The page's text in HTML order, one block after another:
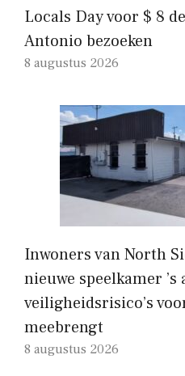
Locals Day voor $ 8
Antonio bezoeken
8 augustus 2026
Inwoners van North
nieuwe speelkamer ’s
veiligheidsrisico’s
meebrengt
8 augustus 2026